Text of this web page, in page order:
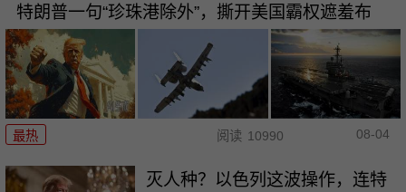
特朗普一句“珍珠港除外”，撕开美国霸权遮羞布
最热 阅读 10990 08-04
灭人种？以色列这波操作，连特